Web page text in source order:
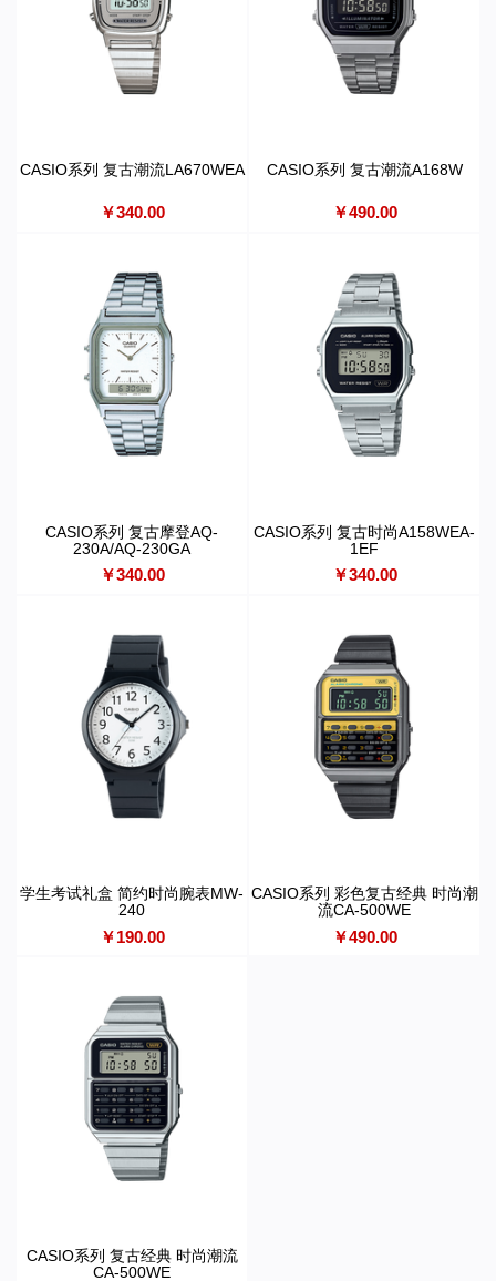
CASIO系列 复古潮流LA670WEA
￥340.00
CASIO系列 复古潮流A168W
￥490.00
CASIO系列 复古摩登AQ-
230A/AQ-230GA
￥340.00
CASIO系列 复古时尚A158WEA-
1EF
￥340.00
学生考试礼盒 简约时尚腕表MW-
240
￥190.00
CASIO系列 彩色复古经典 时尚潮
流CA-500WE
￥490.00
CASIO系列 复古经典 时尚潮流
CA-500WE